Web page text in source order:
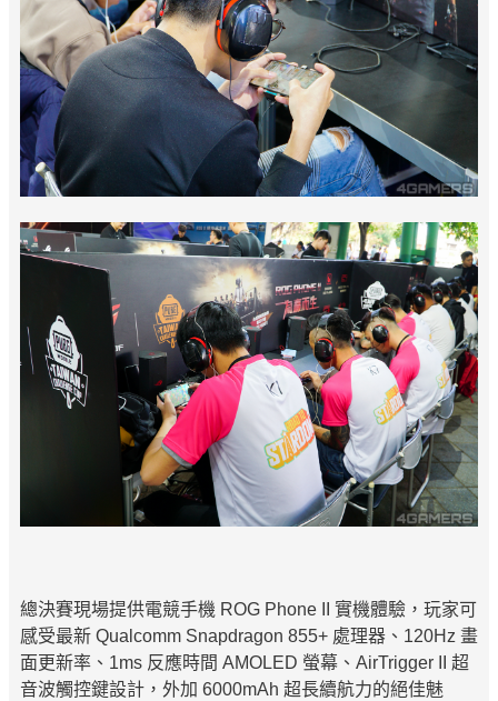
總決賽現場提供電競手機 ROG Phone II 實機體驗，玩家可
感受最新 Qualcomm Snapdragon 855+ 處理器、120Hz 畫
面更新率、1ms 反應時間 AMOLED 螢幕、AirTrigger II 超
音波觸控鍵設計，外加 6000mAh 超長續航力的絕佳魅